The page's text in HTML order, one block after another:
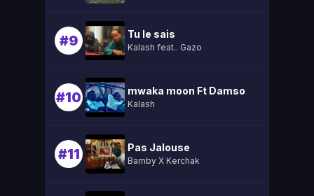
#9 Tu le sais
Kalash feat.. Gazo
#10 mwaka moon Ft Damso
Kalash
#11 Pas Jalouse
Bamby X Kerchak